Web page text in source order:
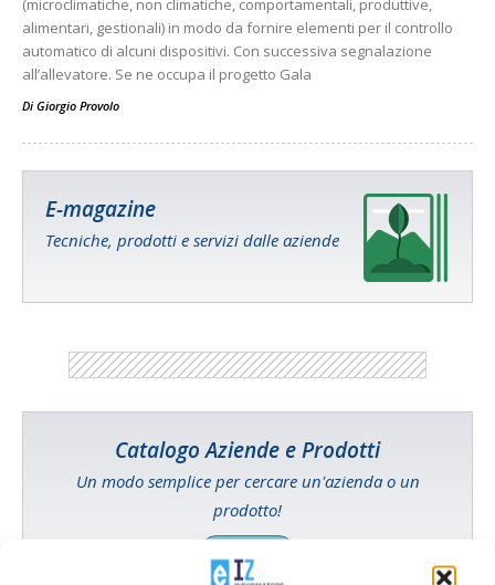
(microclimatiche, non climatiche, comportamentali, produttive,
alimentari, gestionali) in modo da fornire elementi per il controllo
automatico di alcuni dispositivi. Con successiva segnalazione
all’allevatore. Se ne occupa il progetto Gala
Di Giorgio Provolo
E-magazine
Tecniche, prodotti e servizi dalle aziende
Catalogo Aziende e Prodotti
Un modo semplice per cercare un'azienda o un
prodotto!